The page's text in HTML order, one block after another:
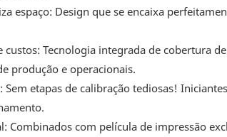
espaço: Design que se encaixa
custos: Tecnologia integrada de cobertura
produção e operacionais.
Sem etapas de calibração tediosas!
Combinados com película de impressão